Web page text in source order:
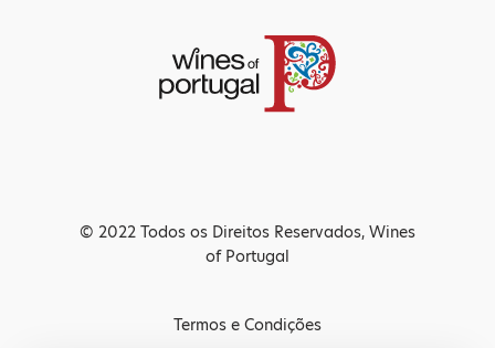
© 2022 Todos os Direitos Reservados, Wines
of Portugal
Termos e Condições